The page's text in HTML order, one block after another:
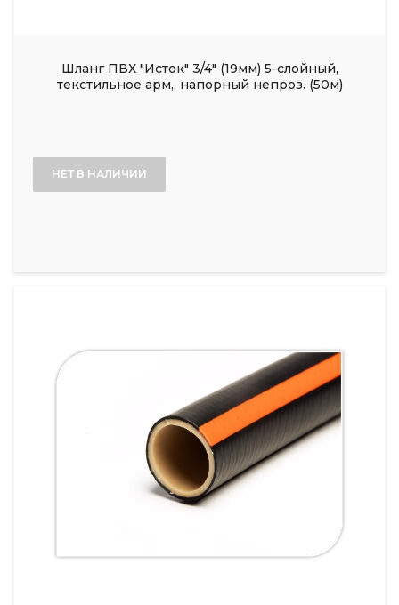
Шланг ПВХ "Исток" 3/4" (19мм) 5-слойный,
текстильное арм,, напорный непроз. (50м)
НЕТ В НАЛИЧИИ